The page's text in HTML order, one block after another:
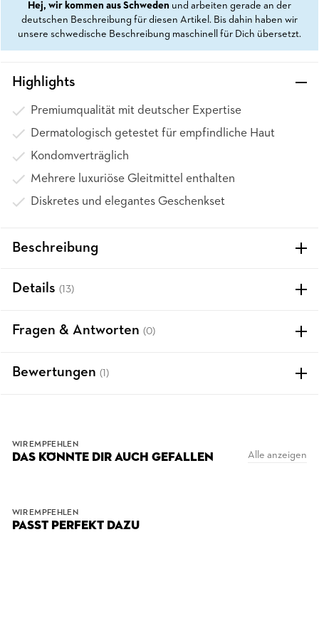
Hej, wir kommen aus Schweden und arbeiten gerade an der
deutschen Beschreibung für diesen Artikel. Bis dahin haben wir
unsere schwedische Beschreibung maschinell für Dich übersetzt.
Highlights
Premiumqualität mit deutscher Expertise
Dermatologisch getestet für empfindliche Haut
Kondomverträglich
Mehrere luxuriöse Gleitmittel enthalten
Diskretes und elegantes Geschenkset
Beschreibung
Details (13)
Fragen & Antworten (0)
Bewertungen (1)
WIR EMPFEHLEN
DAS KÖNNTE DIR AUCH GEFALLEN Alle anzeigen
WIR EMPFEHLEN
PASST PERFEKT DAZU